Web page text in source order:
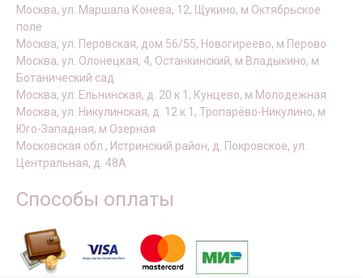
Москва, ул. Маршала Конева, 12, Щукино, м Октябрьское
поле
Москва, ул. Перовская, дом 56/55, Новогиреево, м Перово
Москва, ул. Олонецкая, 4, Останкинский, м Владыкино, м
Ботанический сад
Москва, ул. Ельнинская, д. 20 к 1, Кунцево, м Молодежная
Москва, ул. Никулинская, д. 12 к 1, Тропарёво-Никулино, м
Юго-Западная, м Озерная
Московская обл., Истринский район, д. Покровское, ул.
Центральная, д. 48А
Способы оплаты